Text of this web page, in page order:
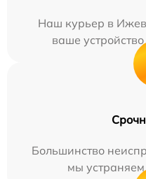
Наш курьер в
ваше
Большинство
мы устраняем